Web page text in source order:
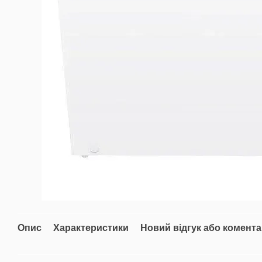
Опис Характеристики Новий відгук або